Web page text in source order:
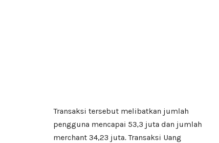
Transaksi tersebut melibatkan jumlah
pengguna mencapai 53,3 juta dan jumlah
merchant 34,23 juta. Transaksi Uang